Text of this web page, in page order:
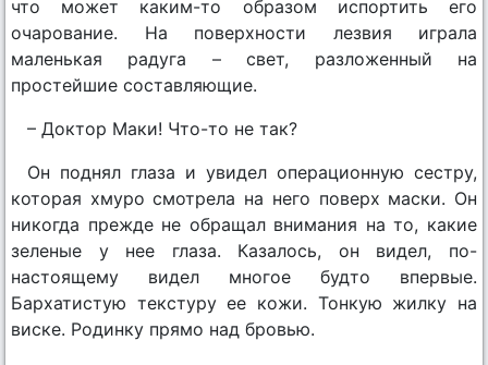
что может каким-то образом испортить его
очарование. На поверхности лезвия играла
маленькая радуга – свет, разложенный на
простейшие составляющие.
– Доктор Маки! Что-то не так?
Он поднял глаза и увидел операционную сестру,
которая хмуро смотрела на него поверх маски. Он
никогда прежде не обращал внимания на то, какие
зеленые у нее глаза. Казалось, он видел, по-
настоящему видел многое будто впервые.
Бархатистую текстуру ее кожи. Тонкую жилку на
виске. Родинку прямо над бровью.